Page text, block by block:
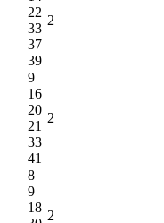
22
33
37
39
2
9
16
20
21
33
41
2
8
9
18
2